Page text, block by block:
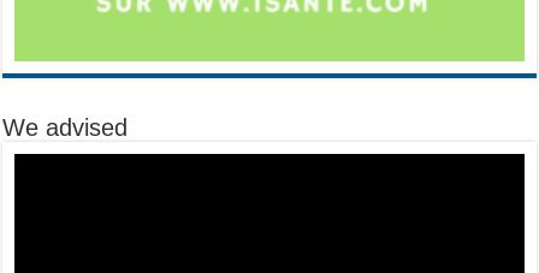
We advised